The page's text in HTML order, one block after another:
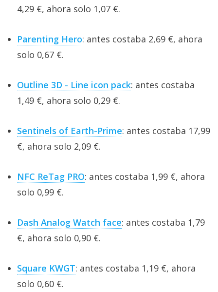
4,29 €, ahora solo 1,07 €.
Parenting Hero: antes costaba 2,69 €, ahora
solo 0,67 €.
Outline 3D - Line icon pack: antes costaba
1,49 €, ahora solo 0,29 €.
Sentinels of Earth-Prime: antes costaba 17,99
€, ahora solo 2,09 €.
NFC ReTag PRO: antes costaba 1,99 €, ahora
solo 0,99 €.
Dash Analog Watch face: antes costaba 1,79
€, ahora solo 0,90 €.
Square KWGT: antes costaba 1,19 €, ahora
solo 0,60 €.